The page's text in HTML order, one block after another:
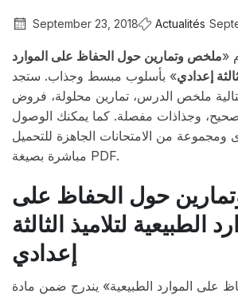
September 23, 2018 Actualités
«ملخص وتمارين حول الحفاظ على الموارد
إعدادي» بأسلوب مبسط وجذاب. ستجد
ملخص الدرس، تمارين محلولة، فروض
وجذاذات مفصلة. كما يمكنك الوصول
ومجموعة من الامتحانات الجاهزة للتحميل
مباشرة بصيغة PDF.
حول الحفاظ على
الطبيعية لتلاميذ الثالثة
إعدادي
على الموارد الطبيعية» يندرج ضمن مادة